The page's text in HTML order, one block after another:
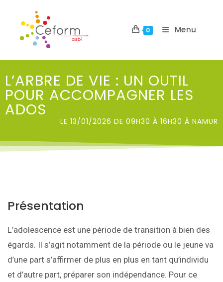
0 Menu
L’ARBRE DE VIE : UN OUTIL
POUR ACCOMPAGNER LES
ADOS
LE 13/01/2026 DE 09H30 À 16H30 À NAMUR
Présentation
L’adolescence est une période de transition à bien des
égards. Il s’agit notamment de la période ou le jeune va
d’une part s’affirmer de plus en plus en tant qu’individu
et d’autre part, préparer son indépendance. Pour ce